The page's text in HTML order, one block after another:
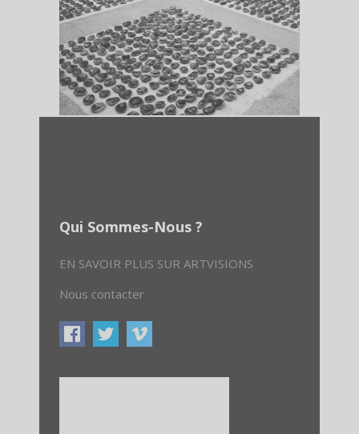
Qui Sommes-Nous ?
EN SAVOIR PLUS SUR ARTVISIONS
Nous contacter